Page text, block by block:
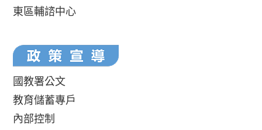
東區輔諮中心
國教署公文
教育儲蓄專戶
內部控制